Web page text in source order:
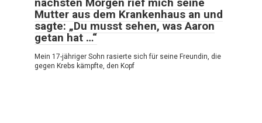
nächsten Morgen rief mich seine
Mutter aus dem Krankenhaus an und
sagte: „Du musst sehen, was Aaron
getan hat …“
Mein 17-jähriger Sohn rasierte sich für seine Freundin, die
gegen Krebs kämpfte, den Kopf